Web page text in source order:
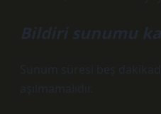
Bildiri sunumu
Sunum süresi beş
aşılmamalıdır.